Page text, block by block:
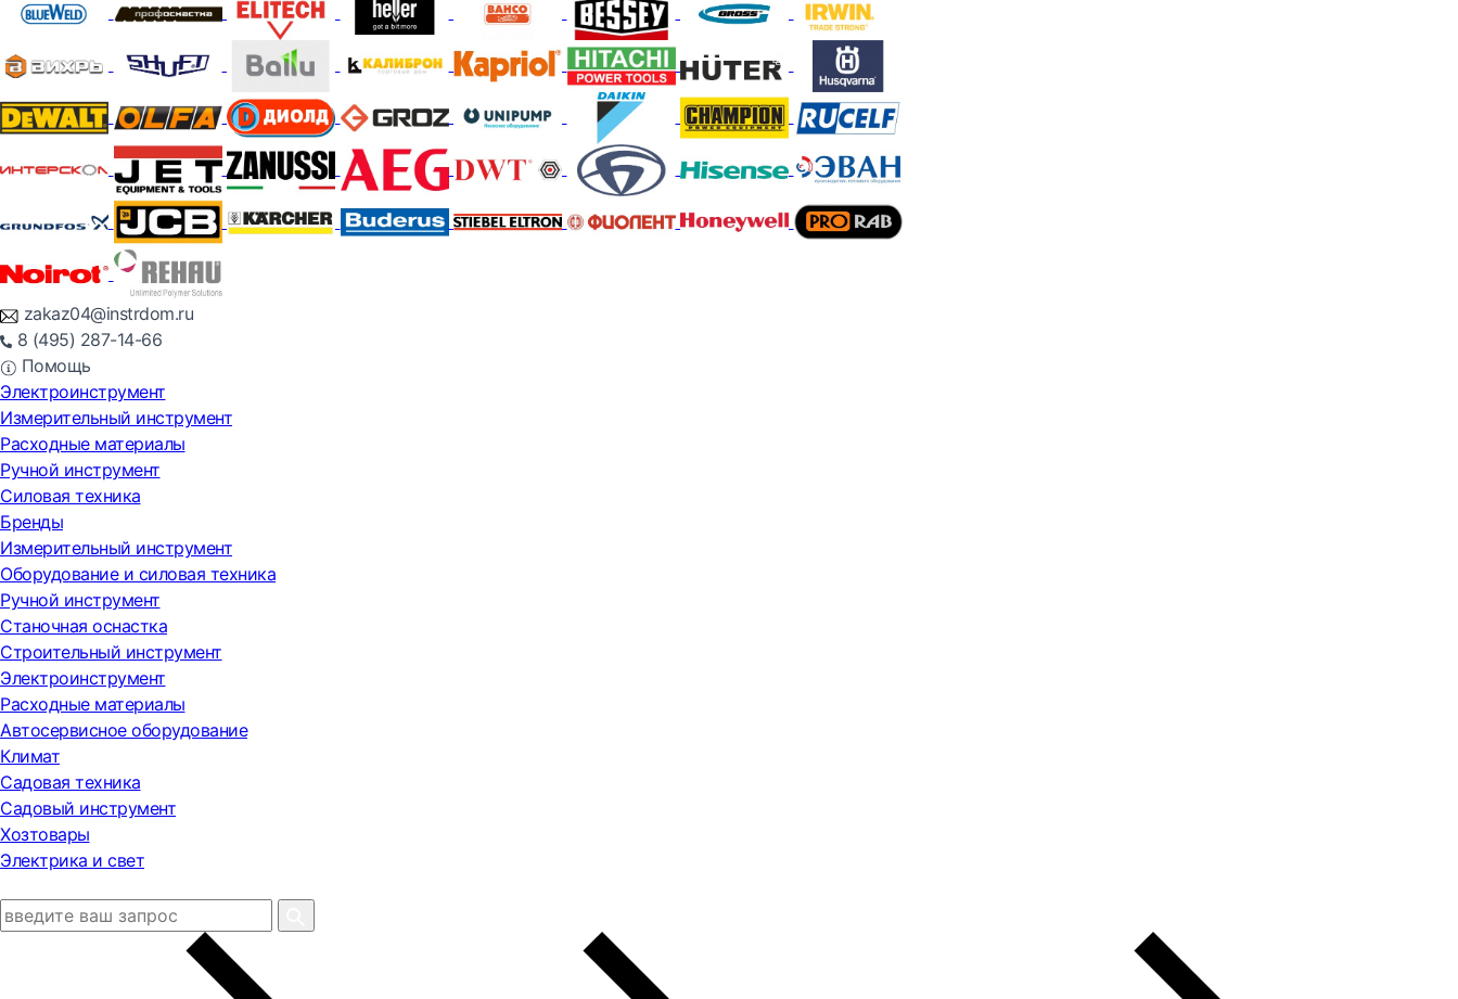
zakaz04@instrdom.ru
8 (495) 287-14-66
Помощь
Электроинструмент
Измерительный инструмент
Расходные материалы
Ручной инструмент
Силовая техника
Бренды
Измерительный инструмент
Оборудование и силовая техника
Ручной инструмент
Станочная оснастка
Строительный инструмент
Электроинструмент
Расходные материалы
Автосервисное оборудование
Климат
Садовая техника
Садовый инструмент
Хозтовары
Электрика и свет